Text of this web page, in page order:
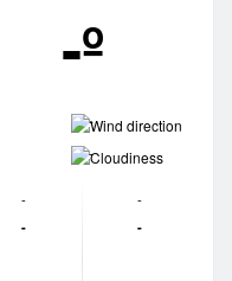
-º
-
-
-
-
-
-